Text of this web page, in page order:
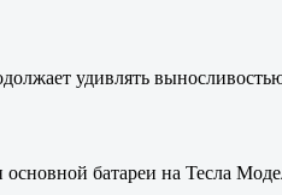
удивлять
батареи на Тесла